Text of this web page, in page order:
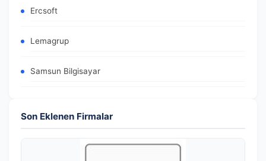
Ercsoft
Lemagrup
Samsun Bilgisayar
Son Eklenen Firmalar